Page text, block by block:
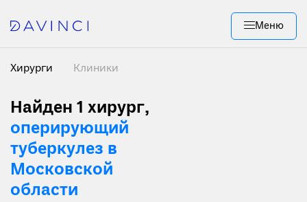
Меню
Хирурги Клиники
Найден 1 хирург,
оперирующий
туберкулез в
Московской
области